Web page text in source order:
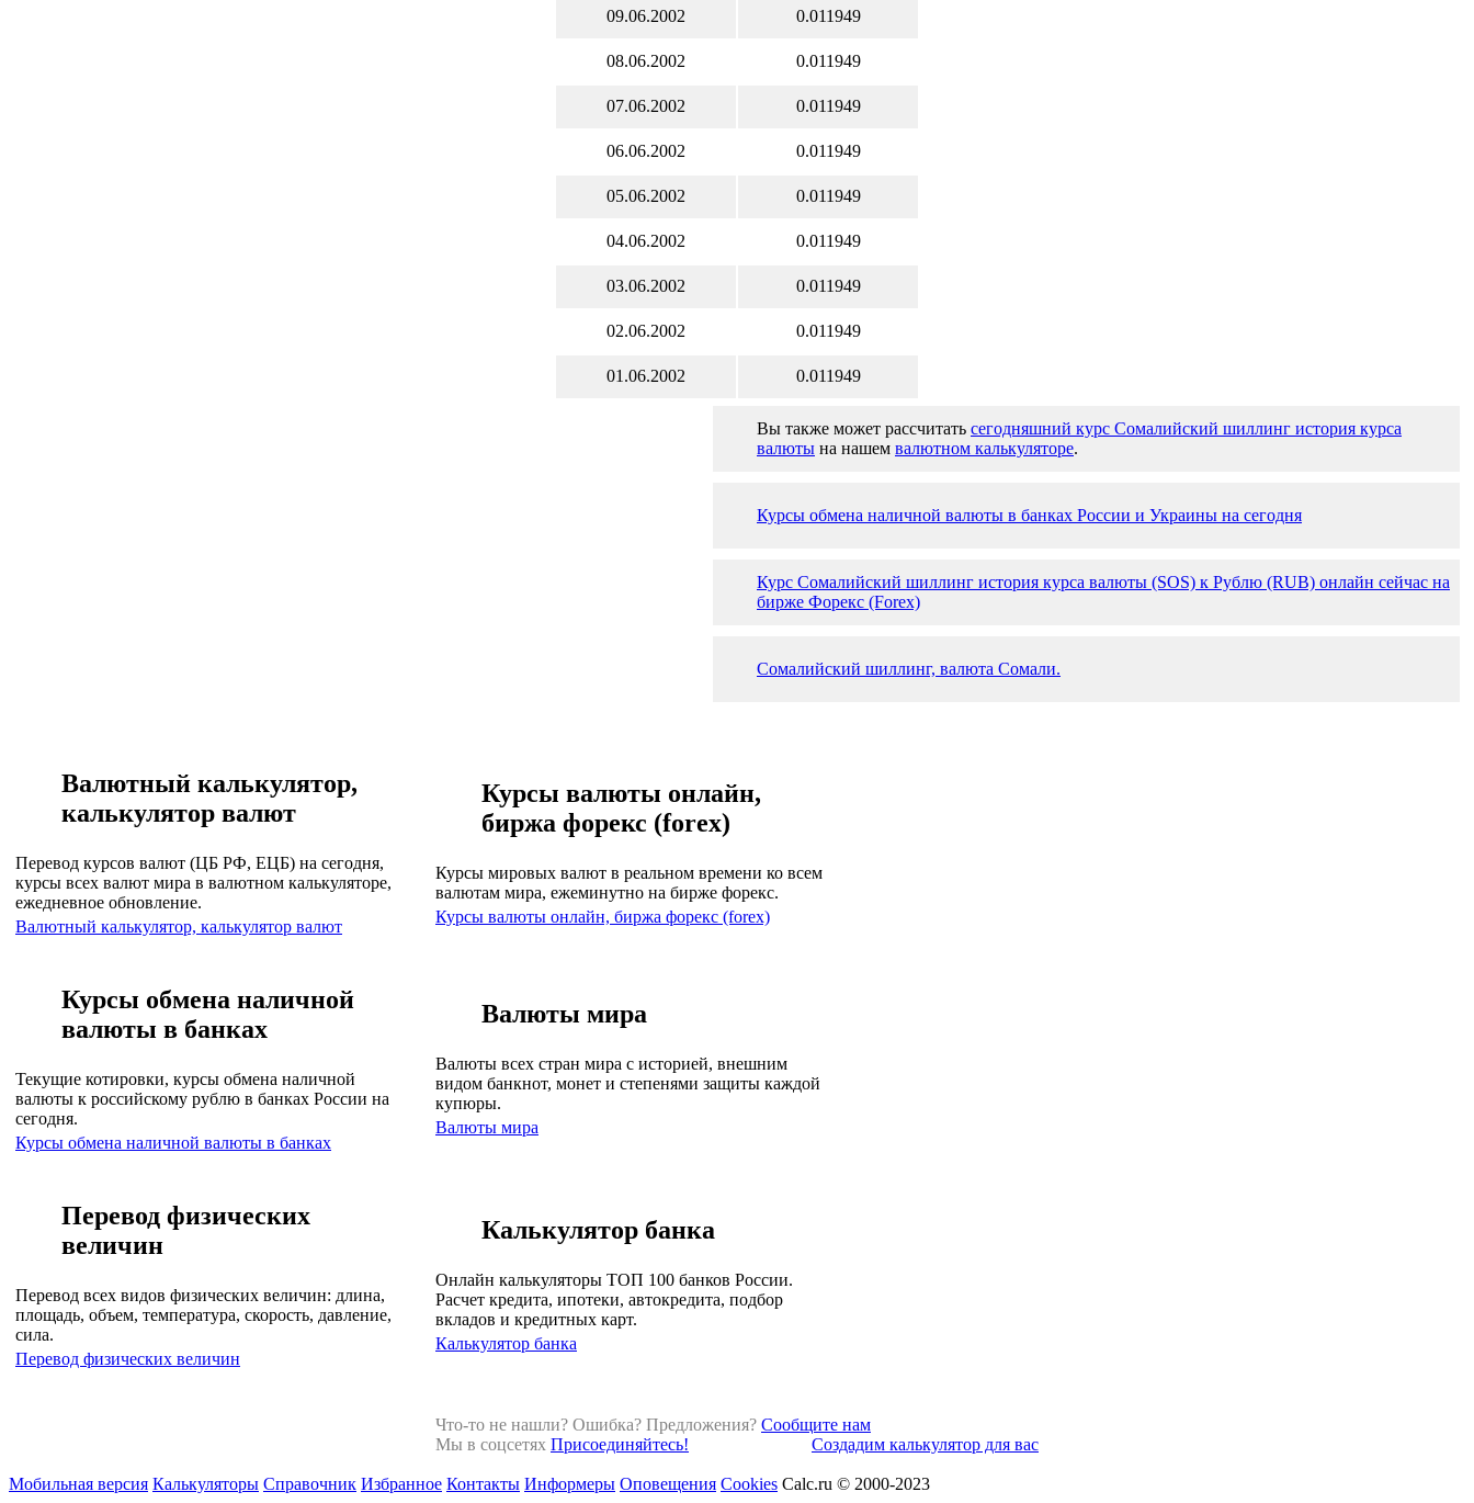
09.06.2002 0.011949
08.06.2002 0.011949
07.06.2002 0.011949
06.06.2002 0.011949
05.06.2002 0.011949
04.06.2002 0.011949
03.06.2002 0.011949
02.06.2002 0.011949
01.06.2002 0.011949
Вы также может рассчитать сегодняшний курс Сомалийский шиллинг история курса
валюты на нашем валютном калькуляторе.
Курсы обмена наличной валюты в банках России и Украины на сегодня
Курс Сомалийский шиллинг история курса валюты (SOS) к Рублю (RUB) онлайн сейчас на
бирже Форекс (Forex)
Сомалийский шиллинг, валюта Сомали.
Валютный калькулятор,
калькулятор валют
Перевод курсов валют (ЦБ РФ, ЕЦБ) на сегодня,
курсы всех валют мира в валютном калькуляторе,
ежедневное обновление.
Валютный калькулятор, калькулятор валют
Курсы валюты онлайн,
биржа форекс (forex)
Курсы мировых валют в реальном времени ко всем
валютам мира, ежеминутно на бирже форекс.
Курсы валюты онлайн, биржа форекс (forex)
Курсы обмена наличной
валюты в банках
Текущие котировки, курсы обмена наличной
валюты к российскому рублю в банках России на
сегодня.
Курсы обмена наличной валюты в банках
Валюты мира
Валюты всех стран мира с историей, внешним
видом банкнот, монет и степенями защиты каждой
купюры.
Валюты мира
Перевод физических
величин
Перевод всех видов физических величин: длина,
площадь, объем, температура, скорость, давление,
сила.
Перевод физических величин
Калькулятор банка
Онлайн калькуляторы ТОП 100 банков России.
Расчет кредита, ипотеки, автокредита, подбор
вкладов и кредитных карт.
Калькулятор банка
Что-то не нашли? Ошибка? Предложения? Сообщите нам
Мы в соцсетях Присоединяйтесь! Создадим калькулятор для вас
Мобильная версия Калькуляторы Справочник Избранное Контакты Информеры Оповещения Cookies Calc.ru © 2000-2023